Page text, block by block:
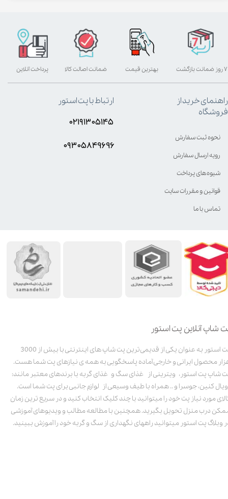
شاپ آنلاین پت استور
پت استور به عنوان یکی از قدیمی‌ترین پت شاپ های اینترنتی با بیش از 3000
محصول ایرانی و خارجی آماده پاسخگویی به همه ی نیازهای پت شما هست.
شاپ پت استور، ویترینی از غذای سگ و غذای گربه با برندهای معتبر مانند:
کنین، جوسرا و .. همراه با طیف وسیعی از لوازم جانبی برای پت شما است.
مورد نیاز پت خود را میتوانید با چند کلیک انتخاب کنید و در سریع ترین زمان
درب منزل تحویل بگیرید. همچنین با مطالعه مطالب و ویدیوهای آموزشی
وبلاگ پت استور میتوانید راههای نگهداری از سگ و گربه خود را آموزش ببینید.
بهترین قیمت پرداخت آنلاین ۷ روز ضمانت بازگشت ضمانت اصالت کالا
راهنمای خرید از
فروشگاه
نحوه ثبت سفارش
رویه ارسال سفارش
شیوه‌های پرداخت
قوانین و مقررات سایت
تماس با ما
ارتباط با پت استور
۰۲۱۹۱۳۰۵۱۴۵
۰۹۳۰۵8۴9696